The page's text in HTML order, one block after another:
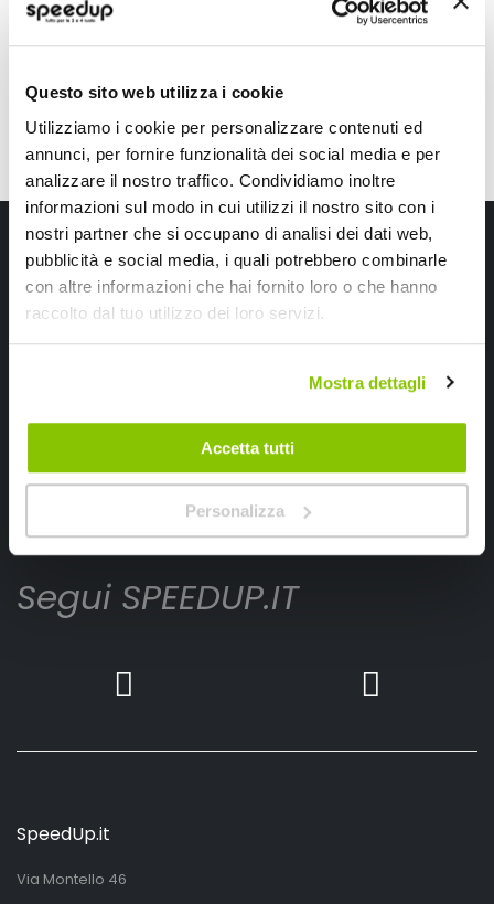
Questo sito web utilizza i cookie
Utilizziamo i cookie per personalizzare contenuti ed
annunci, per fornire funzionalità dei social media e per
analizzare il nostro traffico. Condividiamo inoltre
informazioni sul modo in cui utilizzi il nostro sito con i
nostri partner che si occupano di analisi dei dati web,
pubblicità e social media, i quali potrebbero combinarle
con altre informazioni che hai fornito loro o che hanno
raccolto dal tuo utilizzo dei loro servizi.
Mostra dettagli
Accetta tutti
Personalizza
18,80 €
CONSEGNA IN 48H
Iscriviti alla newsletter Speedup
Ricevi subito uno sconto del 10% per il tuo primo acquisto online!
Iscrivimi
Segui SPEEDUP.IT
SpeedUp.it
Via Montello 46